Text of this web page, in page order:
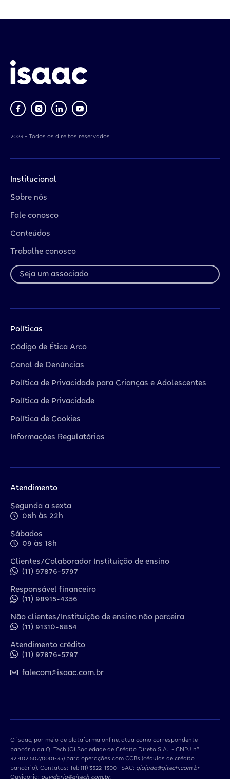
2023 - Todos os direitos reservados
Institucional
Sobre nós
Fale conosco
Conteúdos
Trabalhe conosco
Seja um associado
Políticas
Código de Ética Arco
Canal de Denúncias
Política de Privacidade para Crianças e Adolescentes
Política de Privacidade
Política de Cookies
Informações Regulatórias
Atendimento
Segunda a sexta
06h às 22h
Sábados
09 às 18h
Clientes/Colaborador Instituição de ensino
(11) 97876-5797
Responsável financeiro
(11) 98915-4356
Não clientes/Instituição de ensino não parceira
(11) 91310-6854
Atendimento crédito
(11) 97876-5797
falecom@isaac.com.br
O isaac, por meio de plataforma online, atua como correspondente
bancário da QI Tech (QI Sociedade de Crédito Direto S.A. - CNPJ nº
32.402.502/0001-35) para operações com CCBs (cédulas de crédito
bancário). Contatos: Tel: (11) 3522-1300 | SAC: qiajuda@qitech.com.br|